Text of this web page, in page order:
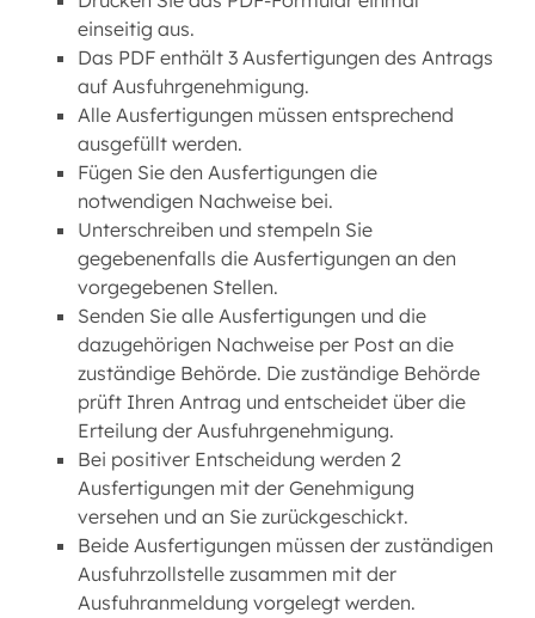
einseitig aus.
Das PDF enthält 3 Ausfertigungen des Antrags
auf Ausfuhrgenehmigung.
Alle Ausfertigungen müssen entsprechend
ausgefüllt werden.
Fügen Sie den Ausfertigungen die
notwendigen Nachweise bei.
Unterschreiben und stempeln Sie
gegebenenfalls die Ausfertigungen an den
vorgegebenen Stellen.
Senden Sie alle Ausfertigungen und die
dazugehörigen Nachweise per Post an die
zuständige Behörde. Die zuständige Behörde
prüft Ihren Antrag und entscheidet über die
Erteilung der Ausfuhrgenehmigung.
Bei positiver Entscheidung werden 2
Ausfertigungen mit der Genehmigung
versehen und an Sie zurückgeschickt.
Beide Ausfertigungen müssen der zuständigen
Ausfuhrzollstelle zusammen mit der
Ausfuhranmeldung vorgelegt werden.